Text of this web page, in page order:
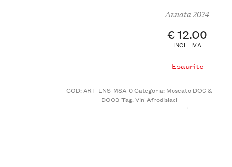
— Annata 2024 —
€12.00
INCL. IVA
Esaurito
COD:ART-LNS-MSA-0Categoria: Moscato DOC &
DOCG Tag:Vini Afrodisiaci